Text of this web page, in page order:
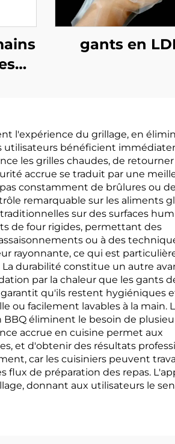
gants en
l'expérience du grillage, en
utilisateurs bénéficient
les grilles chaudes, de
accrue se traduit par une
constamment de brûlures ou de
remarquable sur les aliments
sur des surfaces
de four rigides, permettant des
ou à des
rayonnante, ce qui est
durabilité constitue un autre
par la chaleur que les gants
qu'ils restent hygiéniques
ou facilement lavables à la main.
éliminent le besoin de
accrue en cuisine permet aux
et d'obtenir des résultats
car les cuisiniers peuvent
de préparation des repas.
donnant aux utilisateurs le